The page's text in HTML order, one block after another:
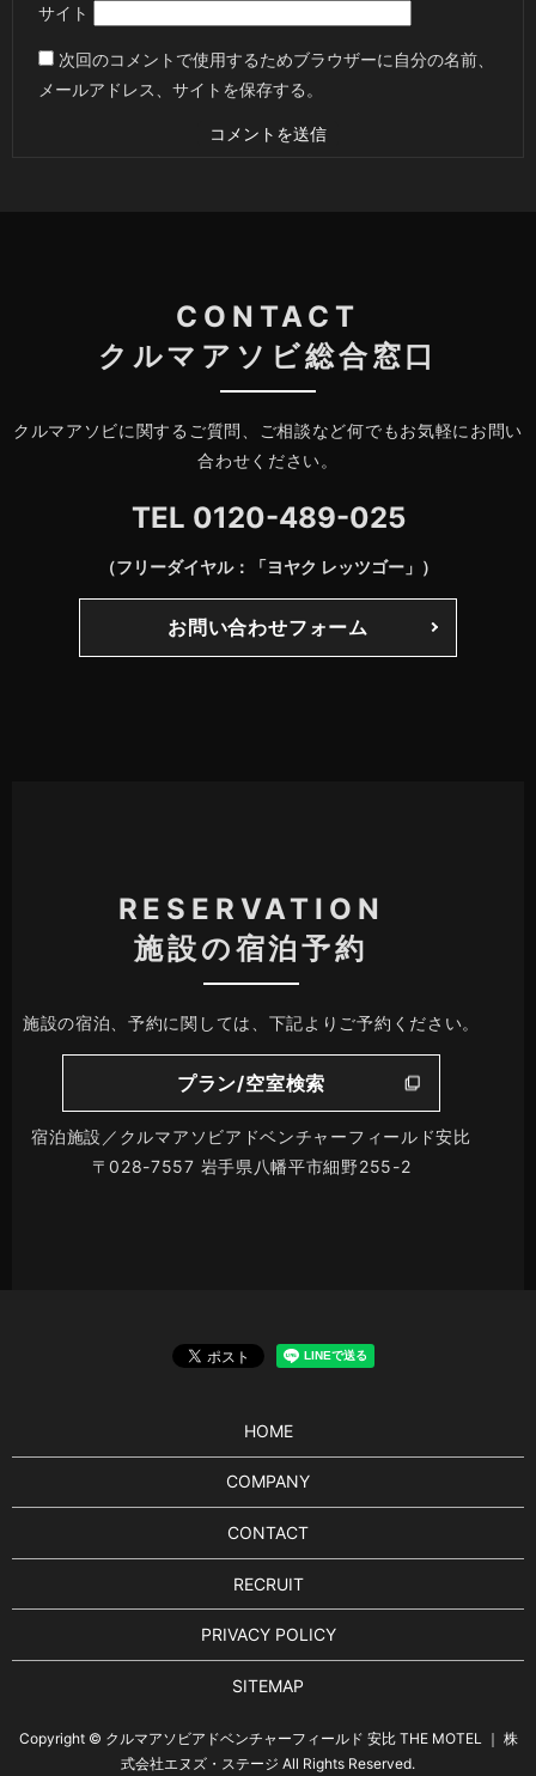
サイト
次回のコメントで使用するためブラウザーに自分の名前、
メールアドレス、サイトを保存する。
CONTACT
クルマアソビ総合窓口
クルマアソビに関するご質問、ご相談など何でもお気軽にお問い
合わせください。
TEL 0120-489-025
（フリーダイヤル：「ヨヤク レッツゴー」）
お問い合わせフォーム
RESERVATION
施設の宿泊予約
施設の宿泊、予約に関しては、下記よりご予約ください。
プラン/空室検索
宿泊施設／クルマアソビアドベンチャーフィールド安比
〒028-7557 岩手県八幡平市細野255-2
HOME
COMPANY
CONTACT
RECRUIT
PRIVACY POLICY
SITEMAP
Copyright © クルマアソビアドベンチャーフィールド 安比 THE MOTEL ｜ 株
式会社エヌズ・ステージ All Rights Reserved.